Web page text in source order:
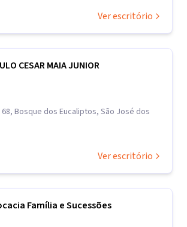
Ver escritório
CESAR MAIA JUNIOR
68, Bosque dos Eucaliptos, São José dos
Ver escritório
Família e Sucessões